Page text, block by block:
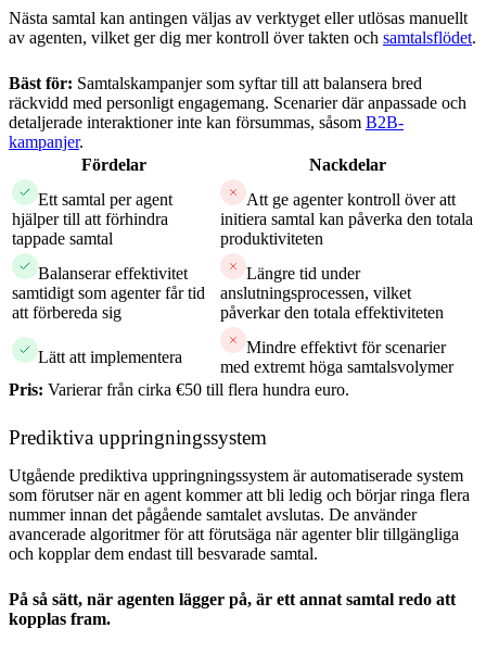
Nästa samtal kan antingen väljas av verktyget eller utlösas manuellt
av agenten, vilket ger dig mer kontroll över takten och samtalsflödet.
Bäst för: Samtalskampanjer som syftar till att balansera bred
räckvidd med personligt engagemang. Scenarier där anpassade och
detaljerade interaktioner inte kan försummas, såsom B2B-
kampanjer.
Fördelar
Nackdelar
Ett samtal per agent
hjälper till att förhindra
tappade samtal
Att ge agenter kontroll över att
initiera samtal kan påverka den totala
produktiviteten
Balanserar effektivitet
samtidigt som agenter får tid
att förbereda sig
Längre tid under
anslutningsprocessen, vilket
påverkar den totala effektiviteten
Lätt att implementera
Mindre effektivt för scenarier
med extremt höga samtalsvolymer
Pris: Varierar från cirka €50 till flera hundra euro.
Prediktiva uppringningssystem
Utgående prediktiva uppringningssystem är automatiserade system
som förutser när en agent kommer att bli ledig och börjar ringa flera
nummer innan det pågående samtalet avslutas. De använder
avancerade algoritmer för att förutsäga när agenter blir tillgängliga
och kopplar dem endast till besvarade samtal.
På så sätt, när agenten lägger på, är ett annat samtal redo att
kopplas fram.